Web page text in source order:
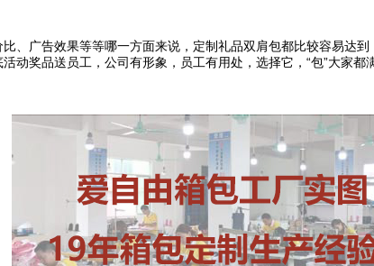
广告效果等等哪一方面来说，定制礼品双肩包都比较容易达到
奖品送员工，公司有形象，员工有用处，选择它，“包”大家都